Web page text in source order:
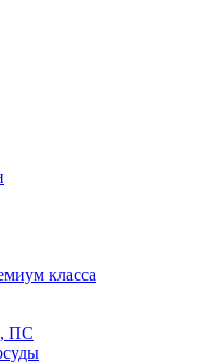
класса
ПС